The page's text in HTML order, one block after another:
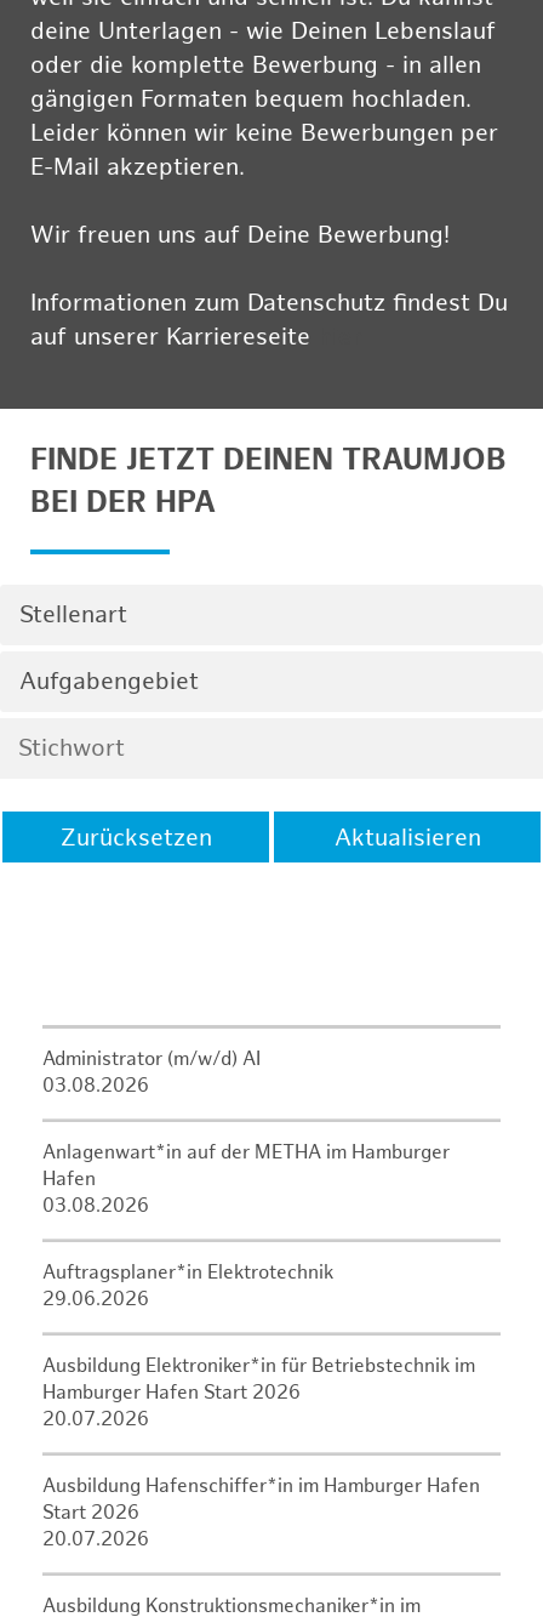
deine Unterlagen - wie Deinen Lebenslauf
oder die komplette Bewerbung - in allen
gängigen Formaten bequem hochladen.
Leider können wir keine Bewerbungen per
E-Mail akzeptieren.
Wir freuen uns auf Deine Bewerbung!
Informationen zum Datenschutz findest Du
auf unserer Karriereseite
FINDE JETZT DEINEN TRAUMJOB
BEI DER HPA
Stellenart
Aufgabengebiet
Zurücksetzen Aktualisieren
Administrator (m/w/d) AI
03.08.2026
Anlagenwart*in auf der METHA im Hamburger
Hafen
03.08.2026
Auftragsplaner*in Elektrotechnik
29.06.2026
Ausbildung Elektroniker*in für Betriebstechnik im
Hamburger Hafen Start 2026
20.07.2026
Ausbildung Hafenschiffer*in im Hamburger Hafen
Start 2026
20.07.2026
Ausbildung Konstruktionsmechaniker*in im